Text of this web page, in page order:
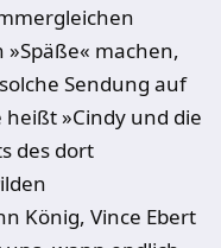
machen,
Sendung auf
heißt »Cindy und die
des dort
König, Vince Ebert